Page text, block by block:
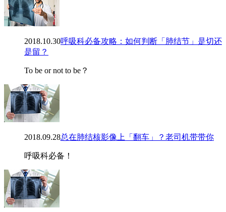
2018.10.30呼吸科必备攻略：如何判断「肺结节」是切还
是留？
To be or not to be？
2018.09.28总在肺结核影像上「翻车」？老司机带带你
呼吸科必备！